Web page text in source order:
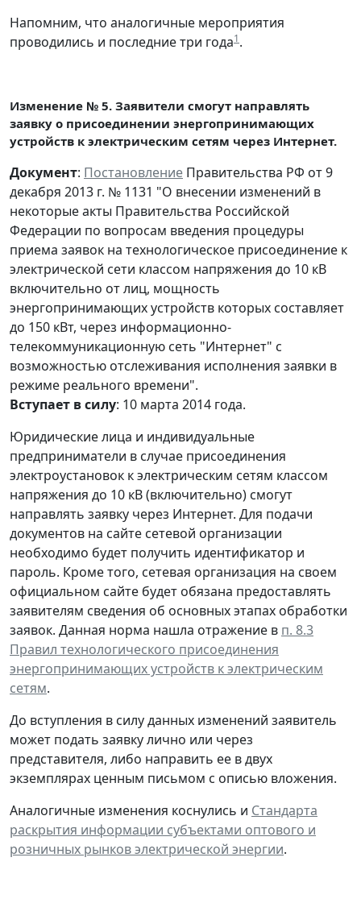
Напомним, что аналогичные мероприятия
проводились и последние три года1.
Изменение № 5. Заявители смогут направлять
заявку о присоединении энергопринимающих
устройств к электрическим сетям через Интернет.
Документ: Постановление Правительства РФ от 9
декабря 2013 г. № 1131 "О внесении изменений в
некоторые акты Правительства Российской
Федерации по вопросам введения процедуры
приема заявок на технологическое присоединение к
электрической сети классом напряжения до 10 кВ
включительно от лиц, мощность
энергопринимающих устройств которых составляет
до 150 кВт, через информационно-
телекоммуникационную сеть "Интернет" с
возможностью отслеживания исполнения заявки в
режиме реального времени".
Вступает в силу: 10 марта 2014 года.
Юридические лица и индивидуальные
предприниматели в случае присоединения
электроустановок к электрическим сетям классом
напряжения до 10 кВ (включительно) смогут
направлять заявку через Интернет. Для подачи
документов на сайте сетевой организации
необходимо будет получить идентификатор и
пароль. Кроме того, сетевая организация на своем
официальном сайте будет обязана предоставлять
заявителям сведения об основных этапах обработки
заявок. Данная норма нашла отражение в п. 8.3
Правил технологического присоединения
энергопринимающих устройств к электрическим
сетям.
До вступления в силу данных изменений заявитель
может подать заявку лично или через
представителя, либо направить ее в двух
экземплярах ценным письмом с описью вложения.
Аналогичные изменения коснулись и Стандарта
раскрытия информации субъектами оптового и
розничных рынков электрической энергии.